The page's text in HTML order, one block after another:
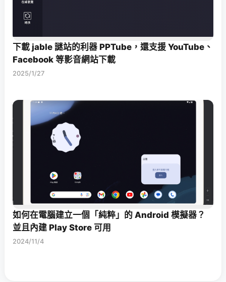
下載 jable 謎站的利器 PPTube，還支援 YouTube、
Facebook 等影音網站下載
2025/1/27
如何在電腦建立一個「純粹」的 Android 模擬器？
並且內建 Play Store 可用
2024/11/4